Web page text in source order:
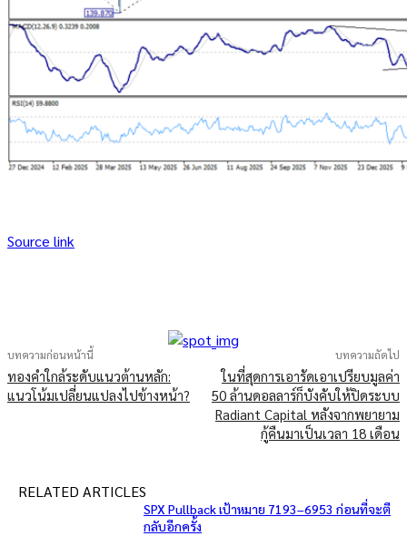
Source link
บทความก่อนหน้านี้
ทองคำใกล้ระดับแนวต้านหลัก:
แนวโน้มเปลี่ยนแปลงไปข้างหน้า?
บทความถัดไป
ในที่สุดการเอารัดเอาเปรียบมูลค่า
50 ล้านดอลลาร์ก็บังคับให้ปิดระบบ
Radiant Capital หลังจากพยายาม
กู้คืนมาเป็นเวลา 18 เดือน
RELATED ARTICLES
SPX Pullback เป้าหมาย 7193–6953 ก่อนที่จะตี
กลับอีกครั้ง